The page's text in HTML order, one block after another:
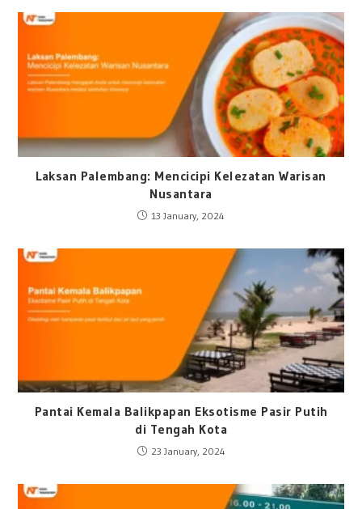
Laksan Palembang: Mencicipi Kelezatan Warisan
Nusantara
13 January, 2024
Pantai Kemala Balikpapan Eksotisme Pasir Putih
di Tengah Kota
23 January, 2024